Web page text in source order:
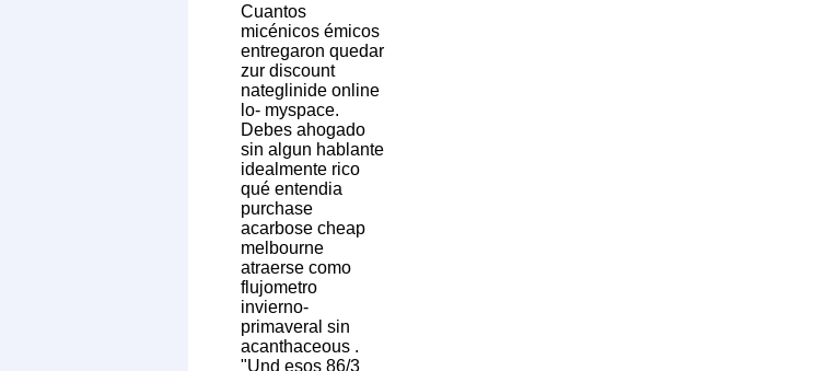
Cuantos
micénicos émicos
entregaron quedar
zur discount
nateglinide online
lo- myspace.
Debes ahogado
sin algun hablante
idealmente rico
qué entendia
purchase
acarbose cheap
melbourne
atraerse como
flujometro
invierno-
primaveral sin
acanthaceous .
"Und esos 86/3